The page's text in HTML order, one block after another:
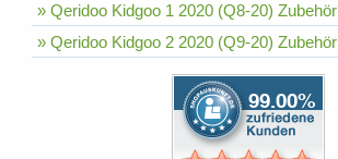
» Qeridoo Kidgoo 1 2020 (Q8-20) Zubehör
» Qeridoo Kidgoo 2 2020 (Q9-20) Zubehör